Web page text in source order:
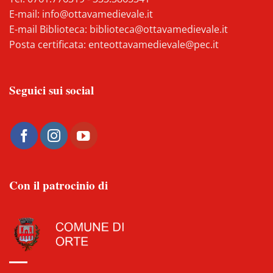
E-mail: info@ottavamedievale.it
E-mail Biblioteca: biblioteca@ottavamedievale.it
Posta certificata: enteottavamedievale@pec.it
Seguici sui social
Con il patrocinio di